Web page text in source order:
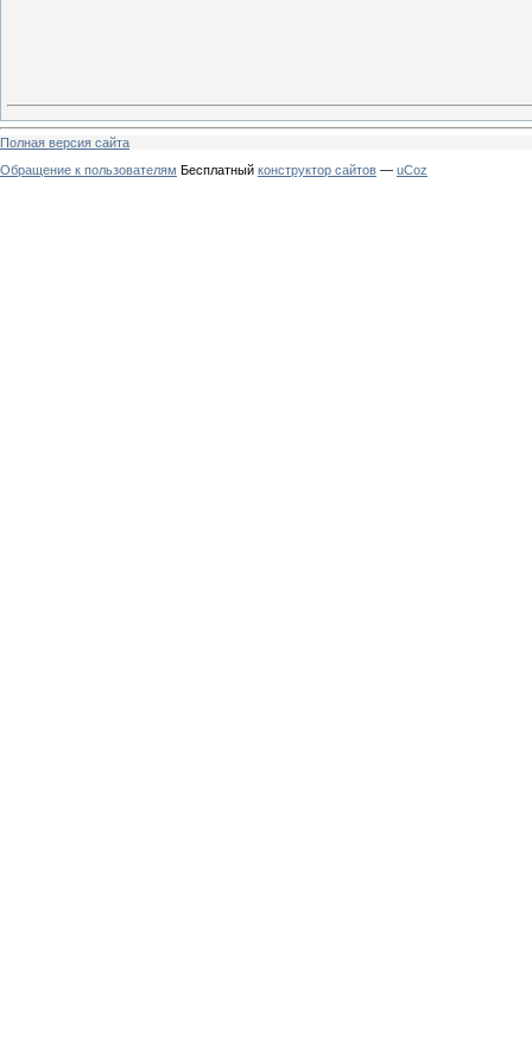
Полная версия сайта
Обращение к пользователям Бесплатный конструктор сайтов — uCoz